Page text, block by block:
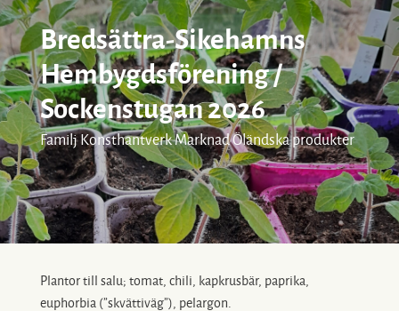
Bredsättra-Sikehamns
Hembygdsförening /
Sockenstugan 2026
Familj Konsthantverk Marknad Öländska produkter
Plantor till salu; tomat, chili, kapkrusbär, paprika,
euphorbia (”skvättiväg”), pelargon.